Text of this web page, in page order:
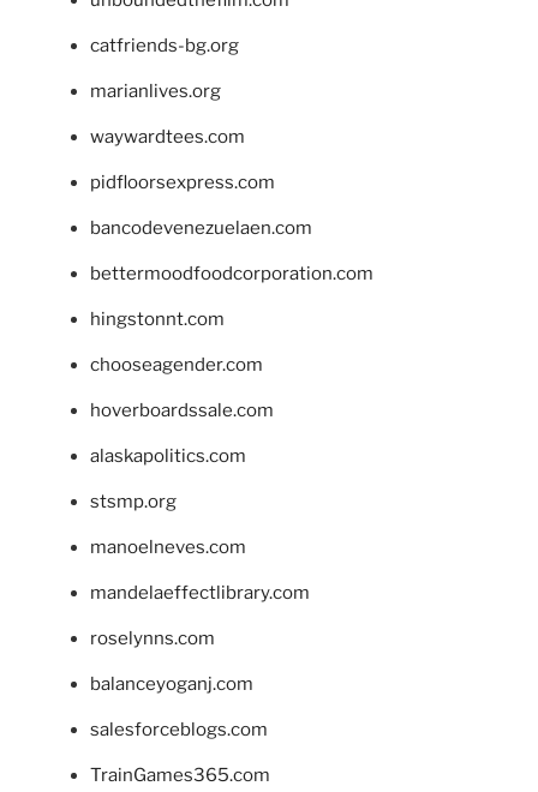
catfriends-bg.org
marianlives.org
waywardtees.com
pidfloorsexpress.com
bancodevenezuelaen.com
bettermoodfoodcorporation.com
hingstonnt.com
chooseagender.com
hoverboardssale.com
alaskapolitics.com
stsmp.org
manoelneves.com
mandelaeffectlibrary.com
roselynns.com
balanceyoganj.com
salesforceblogs.com
TrainGames365.com